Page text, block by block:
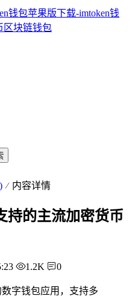
内容详情
持的主流加密货币
1.2K 0
字钱包应用，支持多